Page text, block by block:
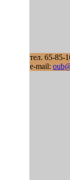
тел. 65-85-
e-mail: